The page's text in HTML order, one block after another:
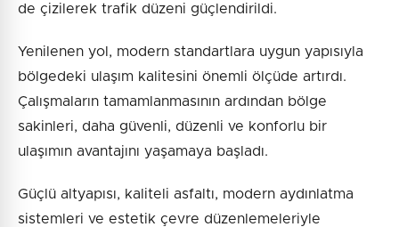
de çizilerek trafik düzeni güçlendirildi.
Yenilenen yol, modern standartlara uygun yapısıyla
bölgedeki ulaşım kalitesini önemli ölçüde artırdı.
Çalışmaların tamamlanmasının ardından bölge
sakinleri, daha güvenli, düzenli ve konforlu bir
ulaşımın avantajını yaşamaya başladı.
Güçlü altyapısı, kaliteli asfaltı, modern aydınlatma
sistemleri ve estetik çevre düzenlemeleriyle